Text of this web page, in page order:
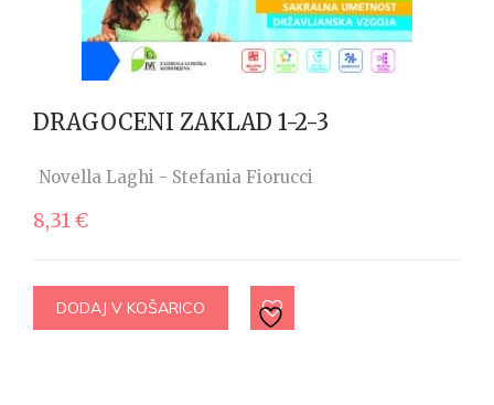
DRAGOCENI ZAKLAD 1-2-3
Novella Laghi - Stefania Fiorucci
8,31€
DODAJ V KOŠARICO